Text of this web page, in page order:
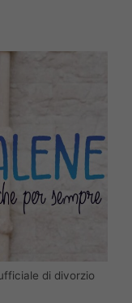
di divorzio